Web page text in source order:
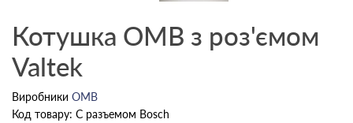
Котушка OMB з роз'ємом
Valtek
Виробники OMB
Код товару: С разъемом Bosch